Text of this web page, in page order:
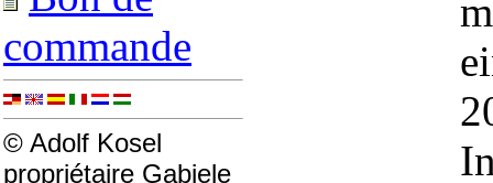
commande
© Adolf Kosel
propriétaire Gabiele